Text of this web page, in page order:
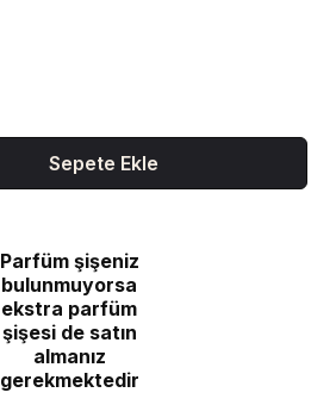
Sepete Ekle
Parfüm şişeniz
bulunmuyorsa
ekstra parfüm
şişesi de satın
almanız
gerekmektedir